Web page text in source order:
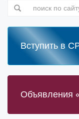
Вступить в
Объявления